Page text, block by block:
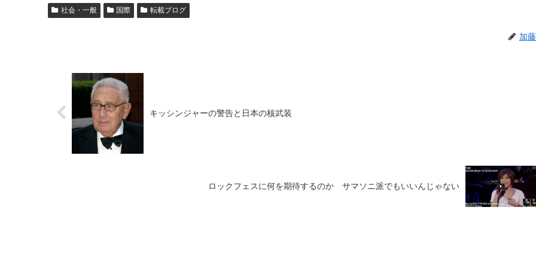
社会・一般 国際 転載ブログ
加
キッシンジャーの警告と日本の核武装
ロックフェスに何を期待するのか サマソニ派でもいいんじゃない